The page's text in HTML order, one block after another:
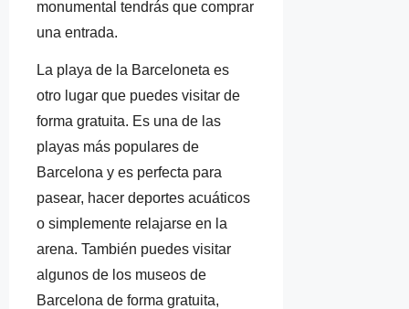
monumental tendrás que comprar
una entrada.
La playa de la Barceloneta es
otro lugar que puedes visitar de
forma gratuita. Es una de las
playas más populares de
Barcelona y es perfecta para
pasear, hacer deportes acuáticos
o simplemente relajarse en la
arena. También puedes visitar
algunos de los museos de
Barcelona de forma gratuita,